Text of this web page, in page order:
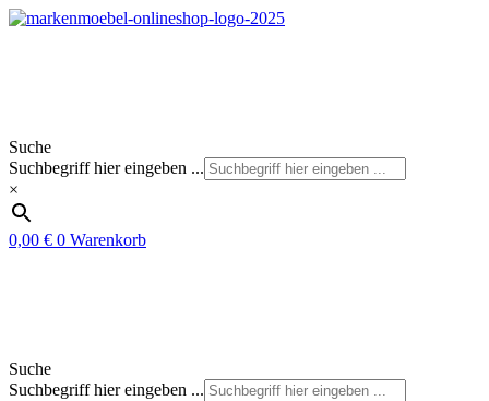
Zum
Suche
Suchbegriff hier eingeben ...
×
0,00 € 0 Warenkorb
Suche
Suchbegriff hier eingeben ...